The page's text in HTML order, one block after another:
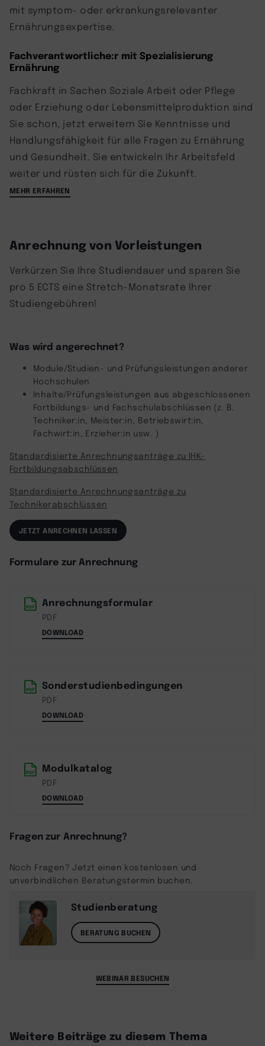
mit symptom- oder erkrankungsrelevanter
Ernährungsexpertise.
Fachverantwortliche:r mit Spezialisierung
Ernährung
Fachkraft in Sachen Soziale Arbeit oder Pflege
oder Erziehung oder Lebensmittelproduktion sind
Sie schon, jetzt erweitern Sie Kenntnisse und
Handlungsfähigkeit für alle Fragen zu Ernährung
und Gesundheit. Sie entwickeln Ihr Arbeitsfeld
weiter und rüsten sich für die Zukunft.
MEHR ERFAHREN
Anrechnung von Vorleistungen
Verkürzen Sie Ihre Studiendauer und sparen Sie
pro 5 ECTS eine Stretch-Monatsrate Ihrer
Studiengebühren!
Was wird angerechnet?
Module/Studien- und Prüfungsleistungen anderer
Hochschulen
Inhalte/Prüfungsleistungen aus abgeschlossenen
Fortbildungs- und Fachschulabschlüssen (z. B.
Techniker:in, Meister:in, Betriebswirt:in,
Fachwirt:in, Erzieher:in usw. )
Standardisierte Anrechnungsanträge zu IHK-
Fortbildungsabschlüssen
Standardisierte Anrechnungsanträge zu
Technikerabschlüssen
JETZT ANRECHNEN LASSEN
Formulare zur Anrechnung
Anrechnungsformular
PDF
DOWNLOAD
Sonderstudienbedingungen
PDF
DOWNLOAD
Modulkatalog
PDF
DOWNLOAD
Fragen zur Anrechnung?
Noch Fragen? Jetzt einen kostenlosen und
unverbindlichen Beratungstermin buchen.
Studienberatung
BERATUNG BUCHEN
WEBINAR BESUCHEN
Weitere Beiträge zu diesem Thema